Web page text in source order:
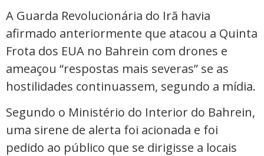
A Guarda Revolucionária do Irã havia
afirmado anteriormente que atacou a Quinta
Frota dos EUA no Bahrein com drones e
ameaçou “respostas mais severas” se as
hostilidades continuassem, segundo a mídia.
Segundo o Ministério do Interior do Bahrein,
uma sirene de alerta foi acionada e foi
pedido ao público que se dirigisse a locais